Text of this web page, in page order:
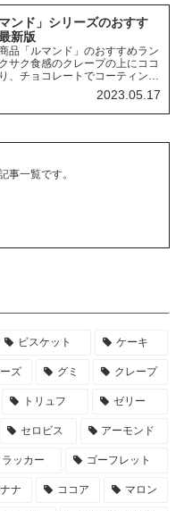
ンド」シリーズのおすす
新版
品「ルマンド」のおすすめラン
サク食感のクレープの上にココ
、チョコレートでコーティング
ンド」には、様々なフレーバー
。ここでは、その中でも特にお
つご紹介します。
2023.05.17
事一覧です。
ビスケット ケーキ
ズ グミ クレープ
トリュフ ゼリー
セロビス アーモンド
ラッカー ゴーフレット
ナ ココア マロン